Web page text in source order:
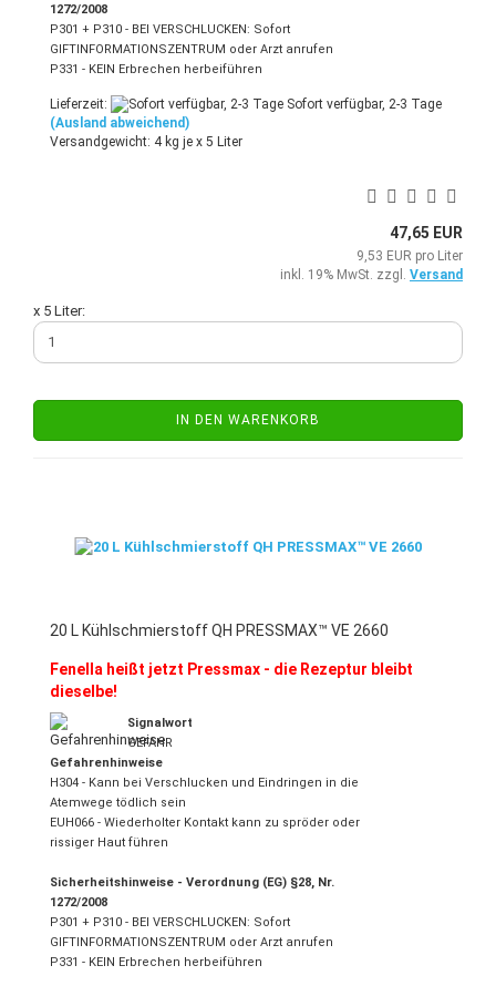
1272/2008
P301 + P310 - BEI VERSCHLUCKEN: Sofort
GIFTINFORMATIONSZENTRUM oder Arzt anrufen
P331 - KEIN Erbrechen herbeiführen
Lieferzeit:
Sofort verfügbar, 2-3 Tage
(Ausland abweichend)
Versandgewicht: 4kg je x 5 Liter
47,65 EUR
9,53 EUR pro Liter
inkl. 19% MwSt. zzgl. Versand
x 5 Liter:
IN DEN WARENKORB
20 L Kühlschmierstoff QH PRESSMAX™ VE 2660
Fenella heißt jetzt Pressmax - die Rezeptur bleibt
dieselbe!
Signalwort
GEFAHR
Gefahrenhinweise
H304 - Kann bei Verschlucken und Eindringen in die
Atemwege tödlich sein
EUH066 - Wiederholter Kontakt kann zu spröder oder
rissiger Haut führen
Sicherheitshinweise - Verordnung (EG) §28, Nr.
1272/2008
P301 + P310 - BEI VERSCHLUCKEN: Sofort
GIFTINFORMATIONSZENTRUM oder Arzt anrufen
P331 - KEIN Erbrechen herbeiführen